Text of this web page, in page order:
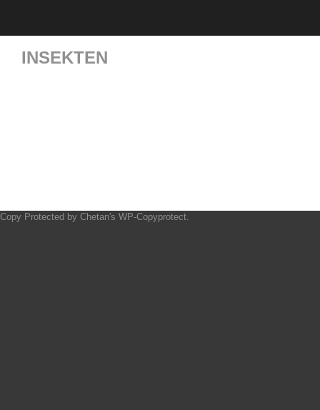
INSEKTEN
Copy Protected by Chetan's WP-Copyprotect.